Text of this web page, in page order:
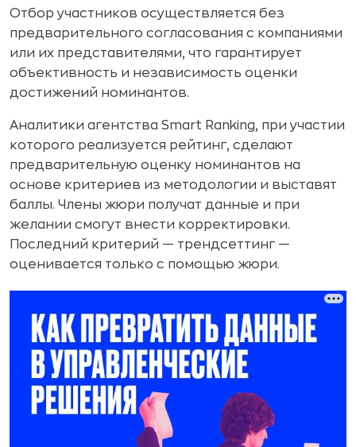
Отбор участников осуществляется без
предварительного согласования с компаниями
или их представителями, что гарантирует
объективность и независимость оценки
достижений номинантов.
Аналитики агентства Smart Ranking, при участии
которого реализуется рейтинг, сделают
предварительную оценку номинантов на
основе критериев из методологии и выставят
баллы. Члены жюри получат данные и при
желании смогут внести корректировки.
Последний критерий — трендсеттинг —
оценивается только с помощью жюри.